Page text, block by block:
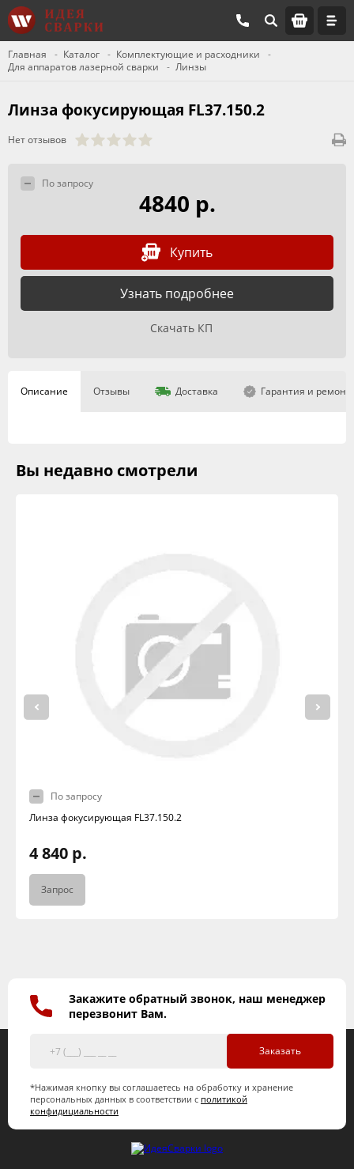
Главная Каталог
Комплектующие и расходники
Для аппаратов лазерной сварки
Линзы
Линза фокусирующая FL37.150.2
Нет отзывов
По запросу
4840 р.
Купить
Узнать подробнее
Скачать КП
Описание Отзывы Доставка Гарантия и ремонт
Вы недавно смотрели
По запросу
Линза фокусирующая FL37.150.2
4 840 р.
Запрос
Закажите обратный звонок, наш менеджер
перезвонит Вам.
Заказать
*Нажимая кнопку вы соглашаетесь на обработку и хранение
персональных данных в соответствии с политикой
конфидициальности